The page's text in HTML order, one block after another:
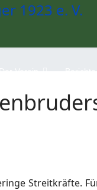
Streitkräfte.